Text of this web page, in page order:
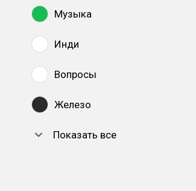
Музыка
Инди
Вопросы
Железо
Показать все